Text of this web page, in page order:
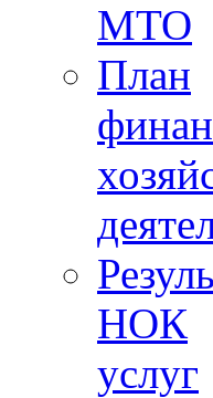
МТО
План
НОК
услуг